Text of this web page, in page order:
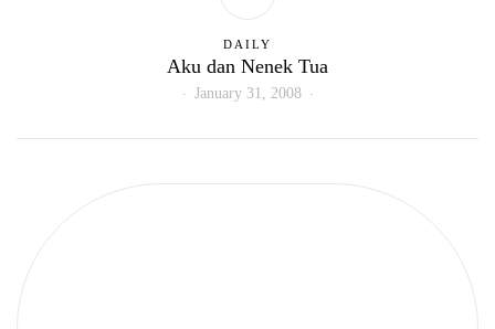
DAILY
Aku dan Nenek Tua
January 31, 2008